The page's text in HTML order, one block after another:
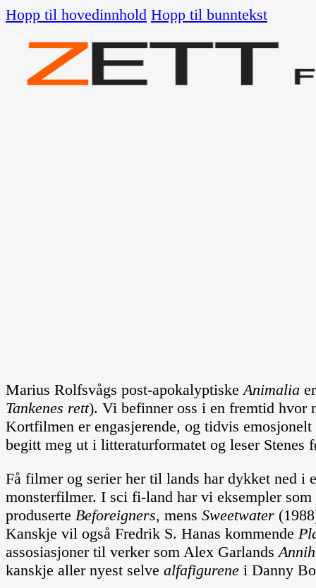
Hopp til hovedinnhold Hopp til bunntekst
Marius Rolfsvågs post-apokalyptiske Animalia
Tankenes rett). Vi befinner oss i en fremtid hvor
Kortfilmen er engasjerende, og tidvis
begitt meg ut i litteraturformatet og leser Stenes
Få filmer og serier her til lands har dykket ned i
monsterfilmer. I sci fi-land har vi eksempler
produserte Beforeigners, mens Sweetwater
Kanskje vil også Fredrik S. Hanas kommende
assosiasjoner til verker som Alex Garlands
kanskje aller nyest selve alfafigurene i Danny